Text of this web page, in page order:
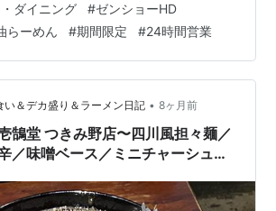
冬の定番商品みたいですね❄️ そんな感
ーは… 牛ホルモン醤油らーめん＋麺大
で¥1330のところ、アプリクーポン使
払いでございます。 卓上チェック✨ フ
、七味唐辛子、ラー油、コショウ、
ダイニング #ゼンショーHD
らーめん #期間限定 #24時間営業
い＆デカ盛り＆ラーメン日記 • 8ヶ月前
鵠堂 つきみ野店〜四川風担々麺／
／味噌ベース／ミニチャーシュー
／ゼンショーHD／オススメ〜